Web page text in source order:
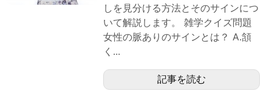
しを見分ける方法とそのサインにつ
いて解説します。 雑学クイズ問題
女性の脈ありのサインとは？ A.頷
く...
記事を読む